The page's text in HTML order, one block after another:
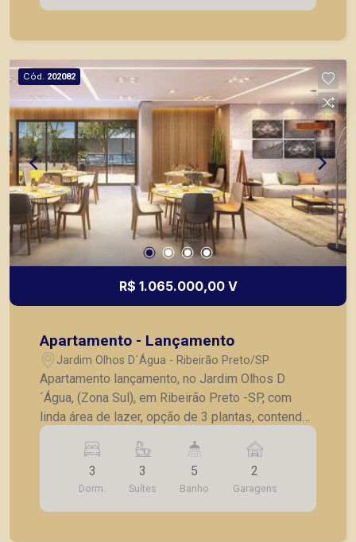
com linda área de lazer, opção de 3 plantas,
gourmet; - Laje técnica; - 2 vagas de garagem. -
Fotos do decorado. * Entrega prevista para
Fevereiro de 2024. * Consultar valores
atualizados e unidades disponíveis.
Cód. 202082
R$ 1.065.000,00 V
Apartamento - Lançamento
Jardim Olhos D´Água - Ribeirão Preto/SP
Apartamento lançamento, no Jardim Olhos D
´Água, (Zona Sul), em Ribeirão Preto -SP, com
linda área de lazer, opção de 3 plantas, contendo:
- 3 suítes; - Sala 2 ambientes; - Lavabo; -
Cozinha; - Lavanderia; - Varanda gourmet; - Laje
técnica; - 2 vagas de garagem. - Fotos do
decorado. * Entrega prevista para Fevereiro de
2024. * Consultar valores atualizados e unidades
3
Dorm.
3
Suítes
5
Banho
2
Garagens